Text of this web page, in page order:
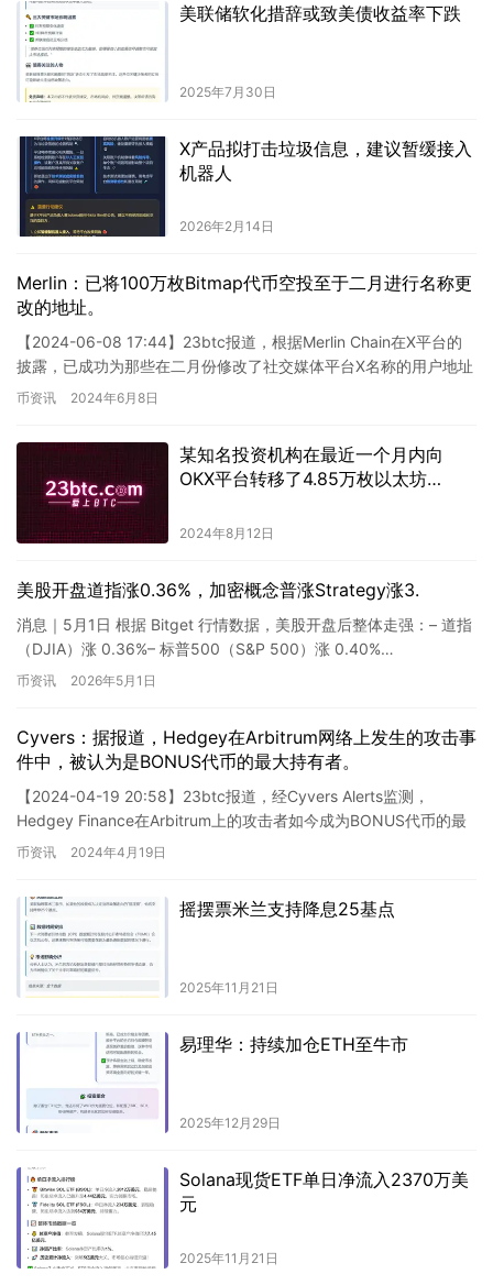
美联储软化措辞或致美债收益率下跌
2025年7月30日
X产品拟打击垃圾信息，建议暂缓接入
机器人
2026年2月14日
Merlin：已将100万枚Bitmap代币空投至于二月进行名称更
改的地址。
【2024-06-08 17:44】23btc报道，根据Merlin Chain在X平台的
披露，已成功为那些在二月份修改了社交媒体平台X名称的用户地址
空投了100万枚Bitmap代…
币资讯 2024年6月8日
某知名投资机构在最近一个月内向
OKX平台转移了4.85万枚以太坊
元。
2024年8月12日
美股开盘道指涨0.36%，加密概念普涨Strategy涨3.
消息｜5月1日 根据 Bitget 行情数据，美股开盘后整体走强：– 道指
（DJIA）涨 0.36%– 标普500（S&P 500）涨 0.40%…
币资讯 2026年5月1日
Cyvers：据报道，Hedgey在Arbitrum网络上发生的攻击事
件中，被认为是BONUS代币的最大持有者。
【2024-04-19 20:58】23btc报道，经Cyvers Alerts监测，
Hedgey Finance在Arbitrum上的攻击者如今成为BONUS代币的最
大持有者。可…
币资讯 2024年4月19日
摇摆票米兰支持降息25基点
2025年11月21日
易理华：持续加仓ETH至牛市
2025年12月29日
Solana现货ETF单日净流入2370万美
元
2025年11月21日